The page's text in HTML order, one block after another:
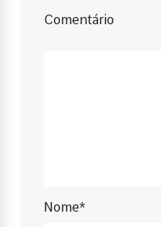
Comentário
Nome*